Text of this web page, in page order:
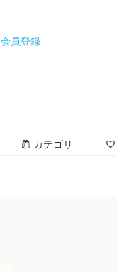
会員登録
カテゴリ